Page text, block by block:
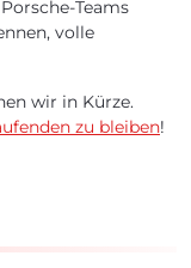
Teams
volle
wir in Kürze.
zu bleiben!